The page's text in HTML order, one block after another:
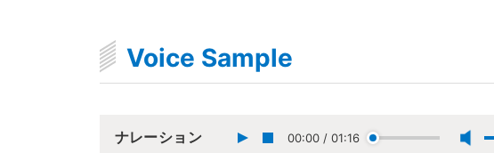
Voice Sample
ナレーション 00:00 / 01:16